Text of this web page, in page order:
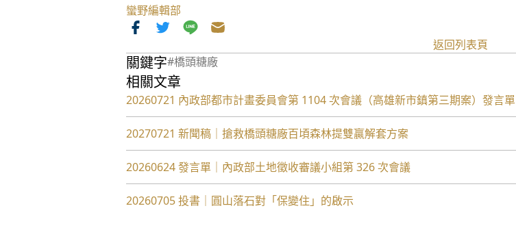
蠻野編輯部
返回列表頁
關鍵字#橋頭糖廠
相關文章
20260721 內政部都市計畫委員會第 1104 次會議（高雄新市鎮第三期案）發言單
20270721 新聞稿｜搶救橋頭糖廠百頃森林提雙贏解套方案
20260624 發言單｜內政部土地徵收審議小組第 326 次會議
20260705 投書｜圓山落石對「保變住」的啟示